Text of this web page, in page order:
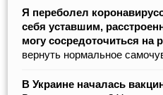
Я переболел
себя уставшим,
могу сосредоточиться на
вернуть нормальное
В Украине началась